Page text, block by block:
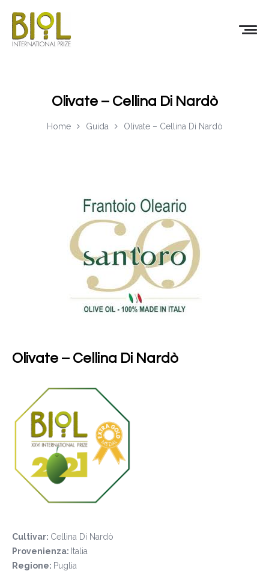
Olivate – Cellina Di Nardò
Home Guida Olivate – Cellina Di Nardò
Olivate – Cellina Di Nardò
Cultivar: Cellina Di Nardò
Provenienza: Italia
Regione: Puglia